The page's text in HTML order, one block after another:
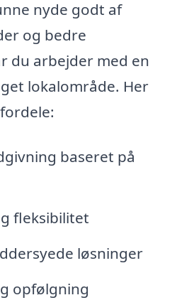
nyde godt af
og bedre
du arbejder med en
lokalområde. Her
baseret på
fleksibilitet
løsninger
opfølgning